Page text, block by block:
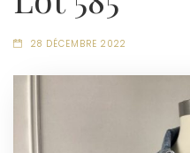
28 DÉCEMBRE 2022